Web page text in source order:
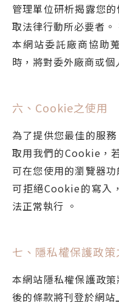
管理單位研析揭露您
取法律行動所必要者。
本網站委託廠商協助
時，將對委外廠商或個
六、Cookie之使用
為了提供您最佳的服
取用我們的Cookie，
可在您使用的瀏覽器
可拒絕Cookie的寫入
法正常執行 。
七、隱私權保護政策
本網站隱私權保護政
後的條款將刊登於網站